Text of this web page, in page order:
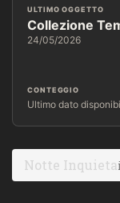
ULTIMO OGGETTO
Collezione
24/05/2026
CONTEGGIO
Ultimo dato
Notte Inquieta